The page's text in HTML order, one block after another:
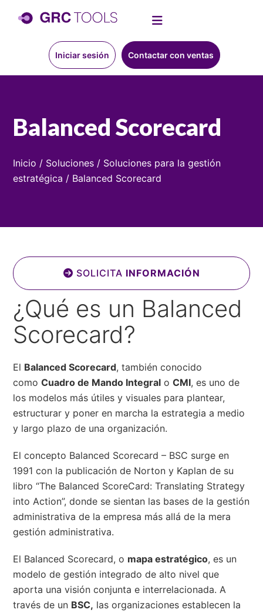
Iniciar sesión Contactar con ventas
Balanced Scorecard
Inicio / Soluciones / Soluciones para la gestión
estratégica / Balanced Scorecard
SOLICITA INFORMACIÓN
¿Qué es un Balanced
Scorecard?
El Balanced Scorecard, también conocido
comoCuadro de Mando Integral oCMI, es uno de
los modelos más útiles y visuales para plantear,
estructurar y poner en marcha la estrategia a medio
y largo plazo de una organización.
El concepto Balanced Scorecard – BSC surge en
1991 con la publicación de Norton y Kaplan de su
libro “The Balanced ScoreCard: Translating Strategy
into Action”, donde se sientan las bases de la gestión
administrativa de la empresa más allá de la mera
gestión administrativa.
El Balanced Scorecard, o mapa estratégico, es un
modelo de gestión integrado de alto nivel que
aporta una visión conjunta e interrelacionada. A
través de un BSC, las organizaciones establecen la